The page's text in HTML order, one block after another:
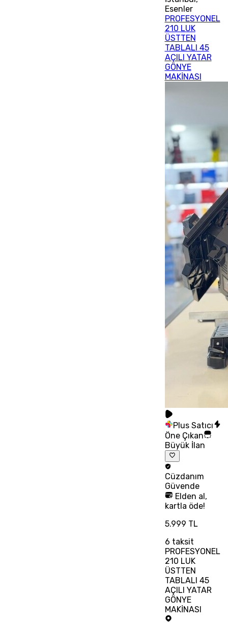
Esenler
PROFESYONEL
210 LUK
ÜSTTEN
TABLALI 45
AÇILI YATAR
GÖNYE
MAKİNASI
Plus Satıcı
Öne Çıkan
Büyük İlan
Cüzdanım
Güvende
Elden al,
kartla öde!
5.999 TL
6 taksit
PROFESYONEL
210 LUK
ÜSTTEN
TABLALI 45
AÇILI YATAR
GÖNYE
MAKİNASI